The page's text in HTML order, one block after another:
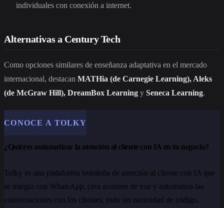
individuales con conexión a internet.
Alternativas a Century Tech
Como opciones similares de enseñanza adaptativa en el mercado
internacional, destacan MATHia (de Carnegie Learning), Aleks
(de McGraw Hill), DreamBox Learning y Seneca Learning.
CONOCE A TOLKY
¿Quieres automatizar la atención al cliente con IA en tu negocio?
Tolky es una plataforma brasileña de atención al cliente con IA que
se integra con WhatsApp, crea avatares de voz y automatiza las
conversaciones con los clientes, todo sin necesidad de código.